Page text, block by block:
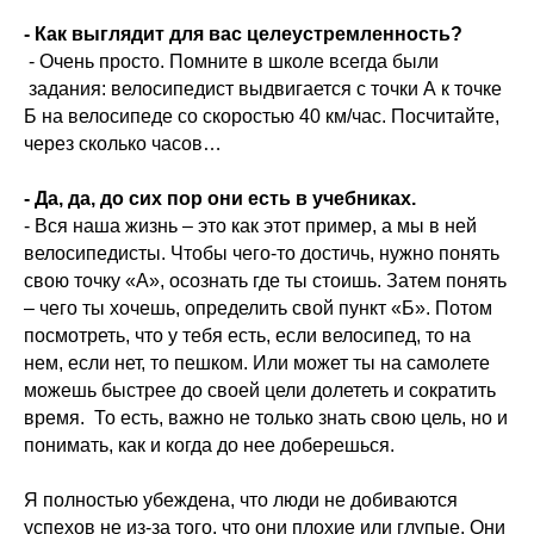
- Как выглядит для вас целеустремленность?
- Очень просто. Помните в школе всегда были
задания: велосипедист выдвигается с точки А к точке
Б на велосипеде со скоростью 40 км/час. Посчитайте,
через сколько часов…
- Да, да, до сих пор они есть в учебниках.
- Вся наша жизнь – это как этот пример, а мы в ней
велосипедисты. Чтобы чего-то достичь, нужно понять
свою точку «А», осознать где ты стоишь. Затем понять
– чего ты хочешь, определить свой пункт «Б». Потом
посмотреть, что у тебя есть, если велосипед, то на
нем, если нет, то пешком. Или может ты на самолете
можешь быстрее до своей цели долететь и сократить
время. То есть, важно не только знать свою цель, но и
понимать, как и когда до нее доберешься.
Я полностью убеждена, что люди не добиваются
успехов не из-за того, что они плохие или глупые. Они